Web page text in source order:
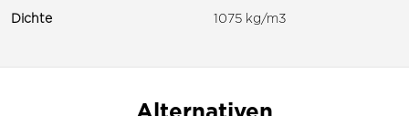
Dichte 1075 kg/m3
Alternativen